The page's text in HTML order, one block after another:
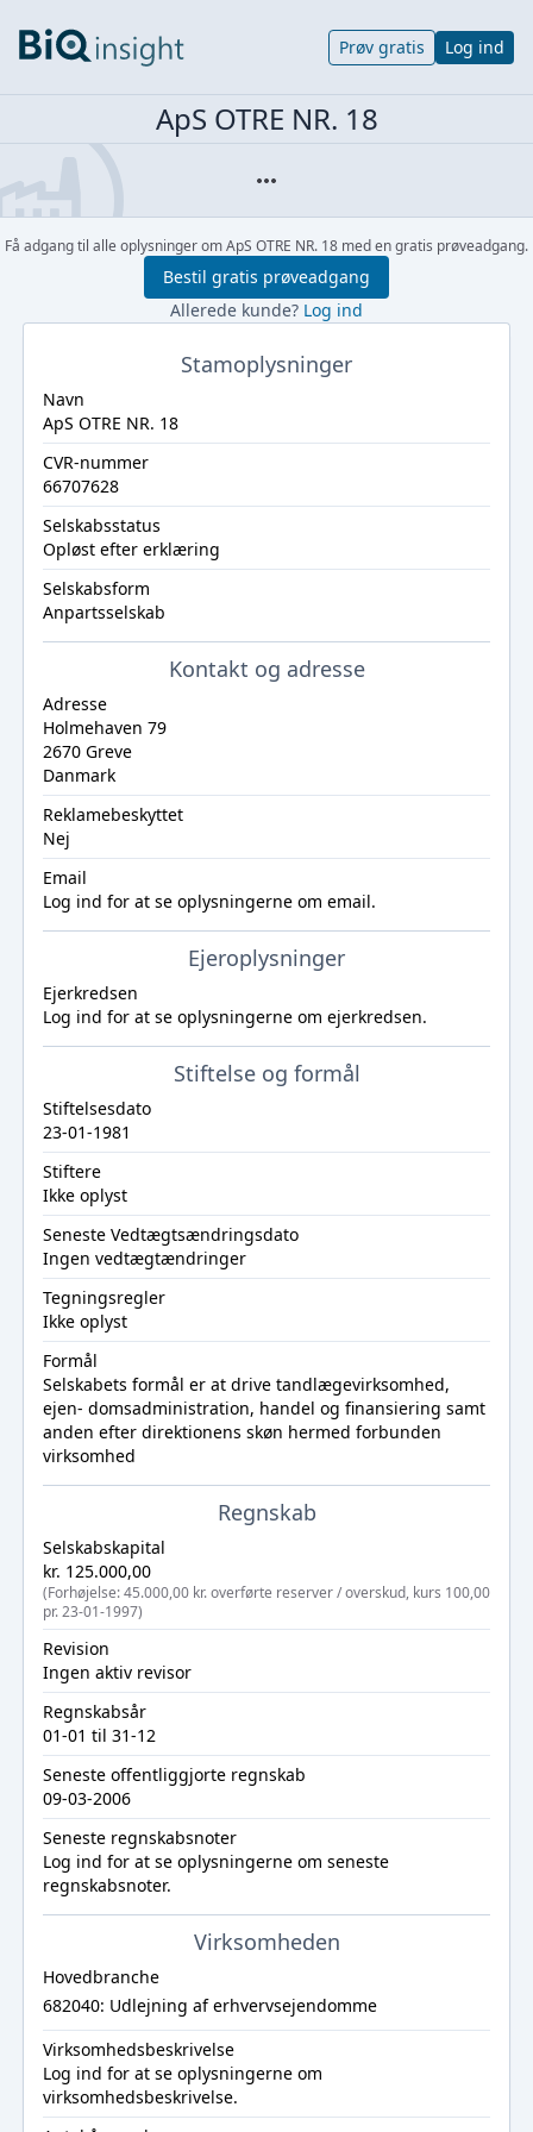
Prøv gratis Log ind
ApS OTRE NR. 18
Få adgang til alle oplysninger om ApS OTRE NR. 18 med en gratis prøveadgang.
Bestil gratis prøveadgang
Allerede kunde? Log ind
Stamoplysninger
Navn
ApS OTRE NR. 18
CVR-nummer
66707628
Selskabsstatus
Opløst efter erklæring
Selskabsform
Anpartsselskab
Kontakt og adresse
Adresse
Holmehaven 79
2670 Greve
Danmark
Reklamebeskyttet
Nej
Email
Log ind for at se oplysningerne om email.
Ejeroplysninger
Ejerkredsen
Log ind for at se oplysningerne om ejerkredsen.
Stiftelse og formål
Stiftelsesdato
23-01-1981
Stiftere
Ikke oplyst
Seneste Vedtægtsændringsdato
Ingen vedtægtændringer
Tegningsregler
Ikke oplyst
Formål
Selskabets formål er at drive tandlægevirksomhed,
ejen- domsadministration, handel og finansiering samt
anden efter direktionens skøn hermed forbunden
virksomhed
Regnskab
Selskabskapital
kr. 125.000,00
(Forhøjelse: 45.000,00 kr. overførte reserver / overskud, kurs 100,00
pr. 23-01-1997)
Revision
Ingen aktiv revisor
Regnskabsår
01-01 til 31-12
Seneste offentliggjorte regnskab
09-03-2006
Seneste regnskabsnoter
Log ind for at se oplysningerne om seneste
regnskabsnoter.
Virksomheden
Hovedbranche
682040: Udlejning af erhvervsejendomme
Virksomhedsbeskrivelse
Log ind for at se oplysningerne om
virksomhedsbeskrivelse.